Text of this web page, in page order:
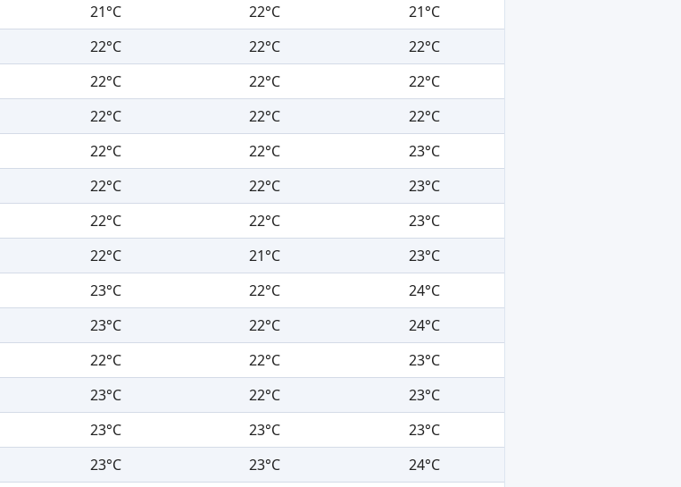
21°C 22°C
21°C
22°C 22°C
22°C
22°C 22°C
22°C
22°C 22°C
22°C
22°C 22°C
23°C
22°C 22°C
23°C
22°C 22°C
23°C
22°C 21°C
23°C
23°C 22°C
24°C
23°C 22°C
24°C
22°C 22°C
23°C
23°C 22°C
23°C
23°C 23°C
23°C
23°C 23°C
24°C